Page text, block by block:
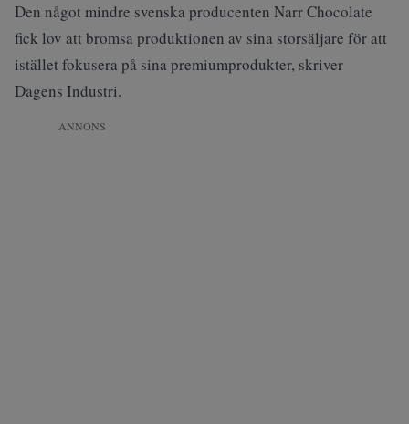
Den något mindre svenska producenten Narr Chocolate
fick lov att bromsa produktionen av sina storsäljare för att
istället fokusera på sina premiumprodukter, skriver
Dagens Industri.
ANNONS